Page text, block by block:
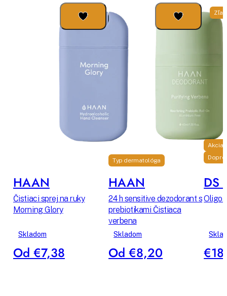
HAAN
Čistiaci sprej na ruky
Morning Glory
Skladom
Od €7,38
Typ dermatológa
HAAN
24 h sensitive dezodorant s
prebiotikami Čistiaca
verbena
Skladom
Od €8,20
Akcia
DS